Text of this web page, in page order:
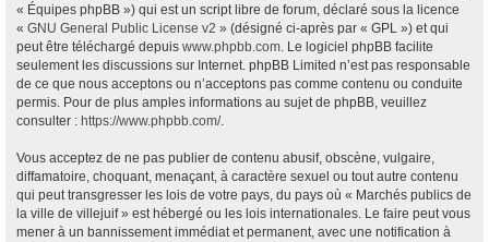
« Équipes phpBB ») qui est un script libre de forum, déclaré sous la licence
« GNU General Public License v2 » (désigné ci-après par « GPL ») et qui
peut être téléchargé depuis www.phpbb.com. Le logiciel phpBB facilite
seulement les discussions sur Internet. phpBB Limited n’est pas responsable
de ce que nous acceptons ou n’acceptons pas comme contenu ou conduite
permis. Pour de plus amples informations au sujet de phpBB, veuillez
consulter : https://www.phpbb.com/.
Vous acceptez de ne pas publier de contenu abusif, obscène, vulgaire,
diffamatoire, choquant, menaçant, à caractère sexuel ou tout autre contenu
qui peut transgresser les lois de votre pays, du pays où « Marchés publics de
la ville de villejuif » est hébergé ou les lois internationales. Le faire peut vous
mener à un bannissement immédiat et permanent, avec une notification à